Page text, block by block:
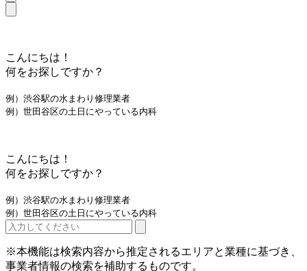
こんにちは！
何をお探しですか？
例）渋谷駅の水まわり修理業者
例）世田谷区の土日にやっている内科
こんにちは！
何をお探しですか？
例）渋谷駅の水まわり修理業者
例）世田谷区の土日にやっている内科
※本機能は検索内容から推定されるエリアと業種に基づき、
事業者情報の検索を補助するものです。